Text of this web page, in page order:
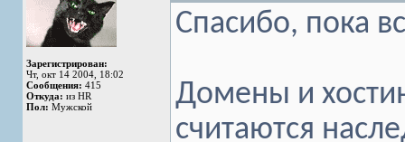
Зарегистрирован:
Чт, окт 14 2004, 18:02
Сообщения: 415
Откуда: из HR
Пол: Мужской
Спасибо, пока
Домены и
считаются